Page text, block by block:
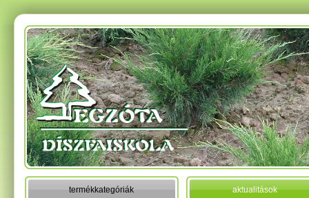
termékkategóriák aktualitások